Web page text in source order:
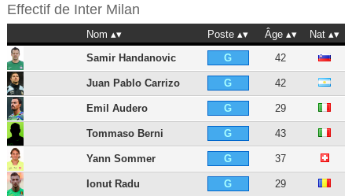
Effectif de Inter Milan
Nom Poste Âge
Nat
Samir Handanovic
G 42
Juan Pablo Carrizo G 42
Emil Audero G 29
Tommaso Berni G 43
Yann Sommer G 37
Ionut Radu G 29